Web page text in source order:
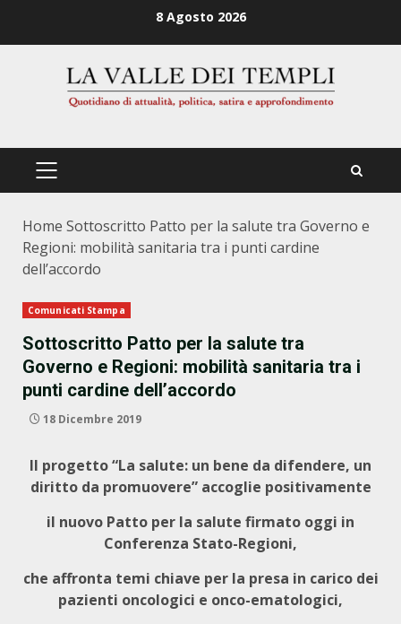
8 Agosto 2026
PRIMÄRES
Home Sottoscritto Patto per la salute tra Governo e
Regioni: mobilità sanitaria tra i punti cardine
dell’accordo
Comunicati Stampa
Sottoscritto Patto per la salute tra
Governo e Regioni: mobilità sanitaria tra i
punti cardine dell’accordo
18 Dicembre 2019
Il progetto “La salute: un bene da difendere, un
diritto da promuovere” accoglie positivamente
il nuovo Patto per la salute firmato oggi in
Conferenza Stato-Regioni,
che affronta temi chiave per la presa in carico dei
pazienti oncologici e onco-ematologici,